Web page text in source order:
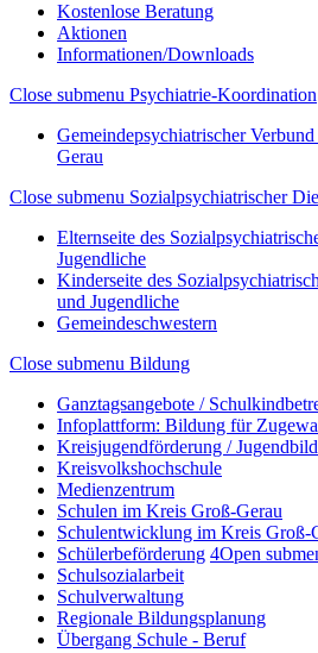
Kostenlose Beratung
Aktionen
Informationen/Downloads
Close submenu Psychiatrie-Koordination
Gemeindepsychiatrischer
Gerau
Close submenu Sozialpsychiatrischer
Elternseite des
Jugendliche
Kinderseite des
und Jugendliche
Gemeindeschwestern
Close submenu Bildung
Ganztagsangebote /
Infoplattform: Bildung für
Kreisjugendförderung /
Kreisvolkshochschule
Medienzentrum
Schulen im Kreis Groß-Gerau
Schulentwicklung im Kreis Groß-
Schülerbeförderung 4Open
Schulsozialarbeit
Schulverwaltung
Regionale Bildungsplanung
Übergang Schule - Beruf